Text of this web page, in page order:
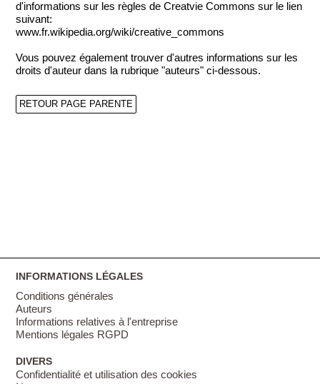
d'informations sur les règles de Creatvie Commons sur le lien
suivant:
www.fr.wikipedia.org/wiki/creative_commons
Vous pouvez également trouver d'autres informations sur les
droits d'auteur dans la rubrique "auteurs" ci-dessous.
RETOUR PAGE PARENTE
INFORMATIONS LÉGALES
Conditions générales
Auteurs
Informations relatives à l'entreprise
Mentions légales RGPD
DIVERS
Confidentialité et utilisation des cookies